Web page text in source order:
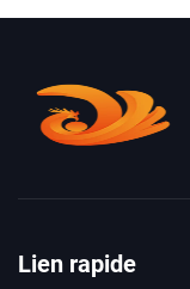
Lien rapide